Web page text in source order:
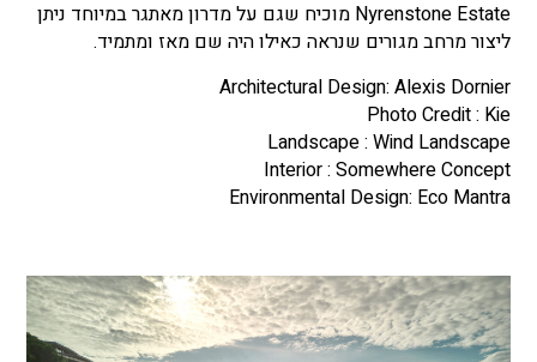
Nyrenstone Estate מוכיח שגם על מדרון מאתגר במיוחד ניתן
ליצור מרחב מגורים שנראה כאילו היה שם מאז ומתמיד.
Architectural Design: Alexis Dornier
Photo Credit : Kie
Landscape : Wind Landscape
Interior : Somewhere Concept
Environmental Design: Eco Mantra